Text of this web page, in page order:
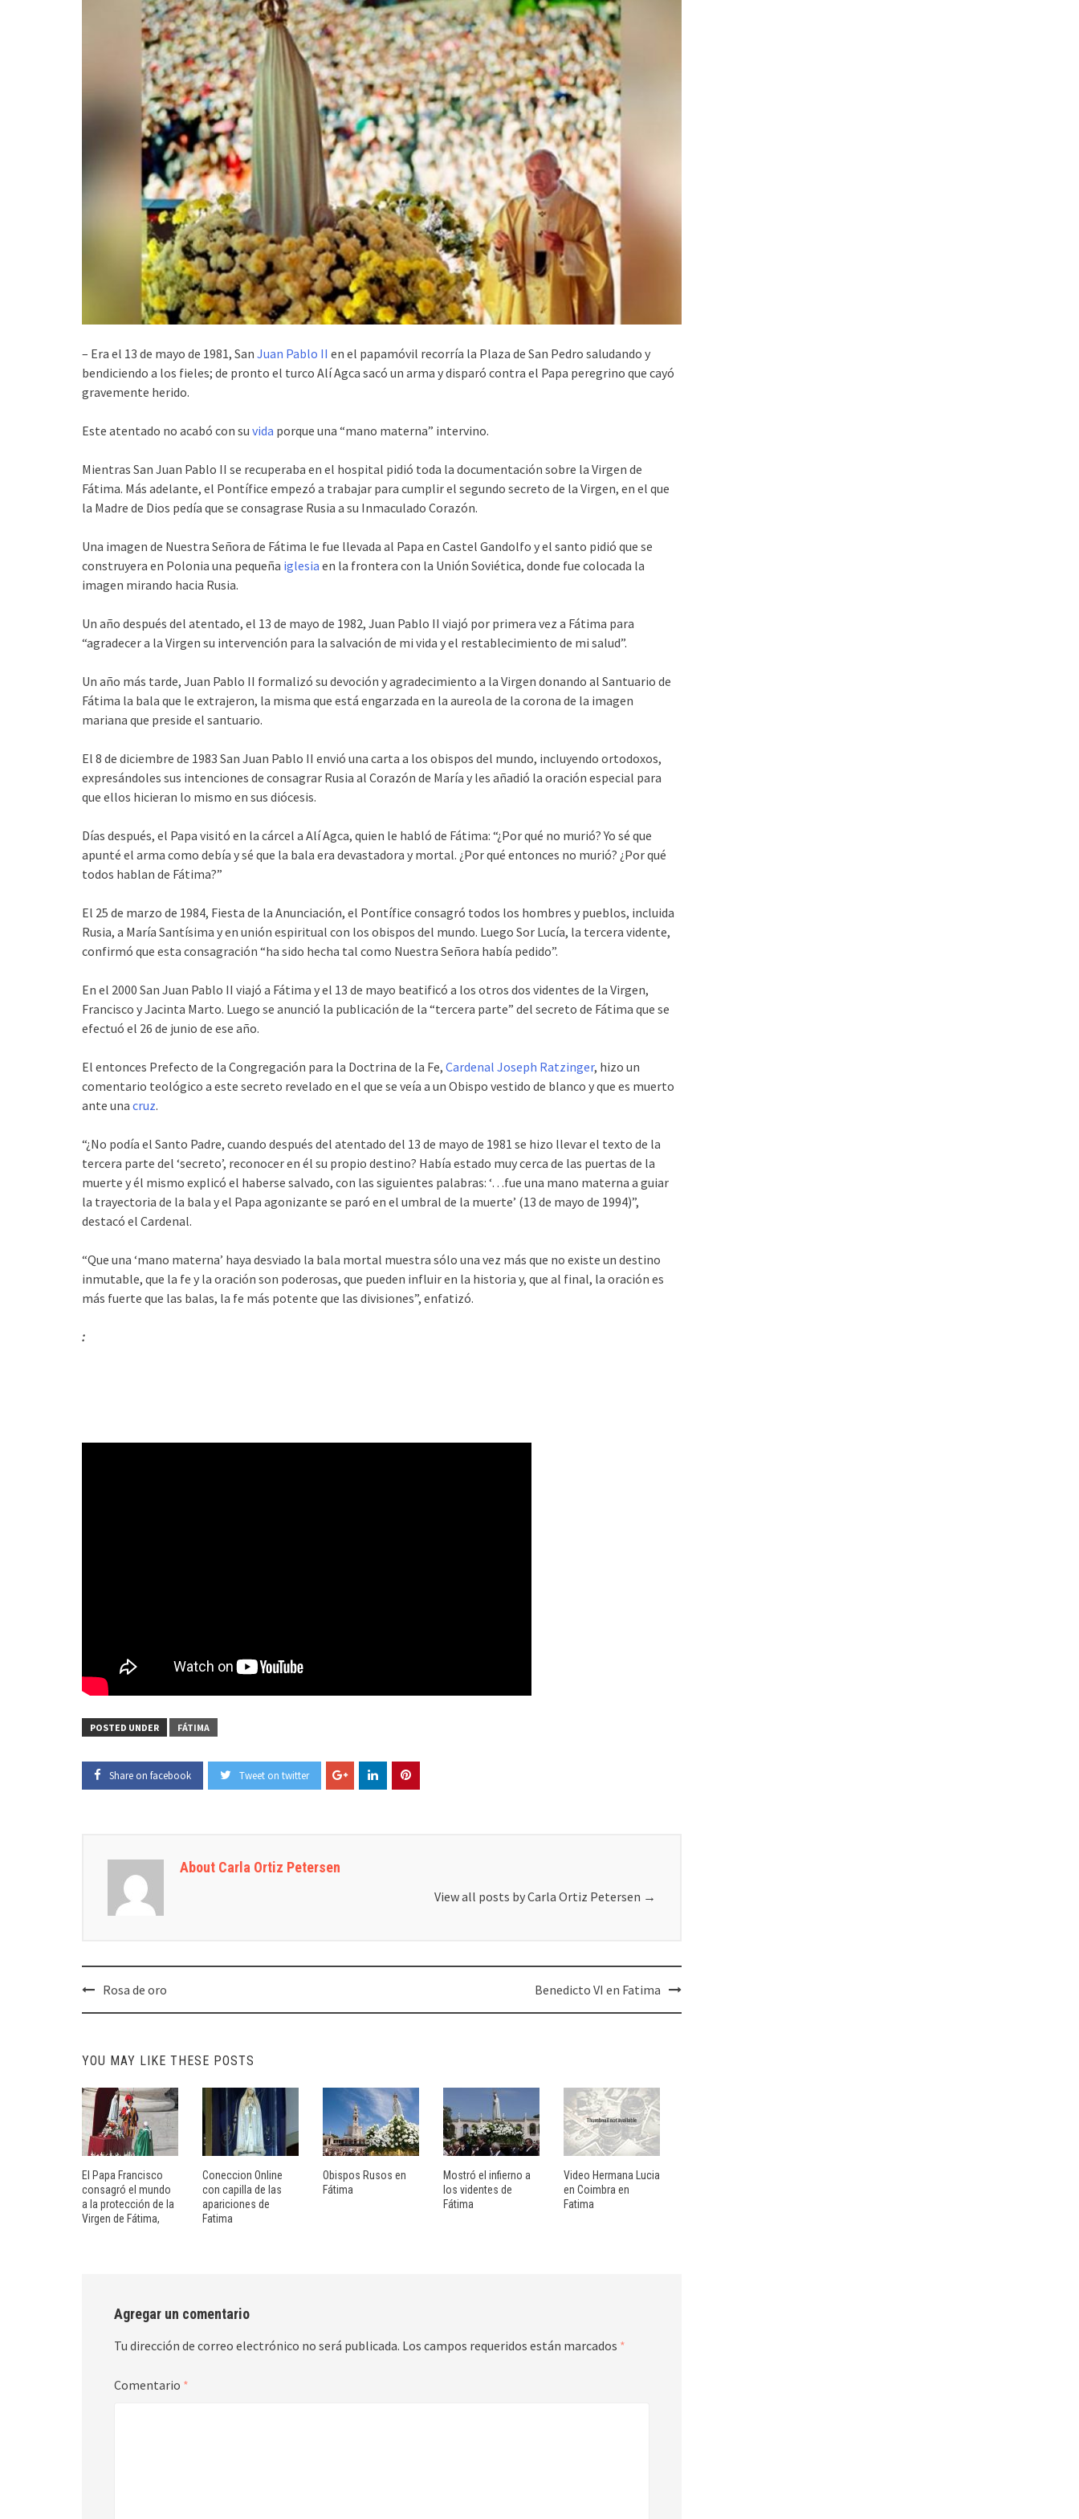
– Era el 13 de mayo de 1981, San Juan Pablo II en el papamóvil recorría la Plaza de San Pedro saludando y
bendiciendo a los fieles; de pronto el turco Alí Agca sacó un arma y disparó contra el Papa peregrino que cayó
gravemente herido.
Este atentado no acabó con su vida porque una “mano materna” intervino.
Mientras San Juan Pablo II se recuperaba en el hospital pidió toda la documentación sobre la Virgen de
Fátima. Más adelante, el Pontífice empezó a trabajar para cumplir el segundo secreto de la Virgen, en el que
la Madre de Dios pedía que se consagrase Rusia a su Inmaculado Corazón.
Una imagen de Nuestra Señora de Fátima le fue llevada al Papa en Castel Gandolfo y el santo pidió que se
construyera en Polonia una pequeña iglesia en la frontera con la Unión Soviética, donde fue colocada la
imagen mirando hacia Rusia.
Un año después del atentado, el 13 de mayo de 1982, Juan Pablo II viajó por primera vez a Fátima para
“agradecer a la Virgen su intervención para la salvación de mi vida y el restablecimiento de mi salud”.
Un año más tarde, Juan Pablo II formalizó su devoción y agradecimiento a la Virgen donando al Santuario de
Fátima la bala que le extrajeron, la misma que está engarzada en la aureola de la corona de la imagen
mariana que preside el santuario.
El 8 de diciembre de 1983 San Juan Pablo II envió una carta a los obispos del mundo, incluyendo ortodoxos,
expresándoles sus intenciones de consagrar Rusia al Corazón de María y les añadió la oración especial para
que ellos hicieran lo mismo en sus diócesis.
Días después, el Papa visitó en la cárcel a Alí Agca, quien le habló de Fátima: “¿Por qué no murió? Yo sé que
apunté el arma como debía y sé que la bala era devastadora y mortal. ¿Por qué entonces no murió? ¿Por qué
todos hablan de Fátima?”
El 25 de marzo de 1984, Fiesta de la Anunciación, el Pontífice consagró todos los hombres y pueblos, incluida
Rusia, a María Santísima y en unión espiritual con los obispos del mundo. Luego Sor Lucía, la tercera vidente,
confirmó que esta consagración “ha sido hecha tal como Nuestra Señora había pedido”.
En el 2000 San Juan Pablo II viajó a Fátima y el 13 de mayo beatificó a los otros dos videntes de la Virgen,
Francisco y Jacinta Marto. Luego se anunció la publicación de la “tercera parte” del secreto de Fátima que se
efectuó el 26 de junio de ese año.
El entonces Prefecto de la Congregación para la Doctrina de la Fe, Cardenal Joseph Ratzinger, hizo un
comentario teológico a este secreto revelado en el que se veía a un Obispo vestido de blanco y que es muerto
ante una cruz.
“¿No podía el Santo Padre, cuando después del atentado del 13 de mayo de 1981 se hizo llevar el texto de la
tercera parte del ‘secreto’, reconocer en él su propio destino? Había estado muy cerca de las puertas de la
muerte y él mismo explicó el haberse salvado, con las siguientes palabras: ‘…fue una mano materna a guiar
la trayectoria de la bala y el Papa agonizante se paró en el umbral de la muerte’ (13 de mayo de 1994)”,
destacó el Cardenal.
“Que una ‘mano materna’ haya desviado la bala mortal muestra sólo una vez más que no existe un destino
inmutable, que la fe y la oración son poderosas, que pueden influir en la historia y, que al final, la oración es
más fuerte que las balas, la fe más potente que las divisiones”, enfatizó.
:
POSTED UNDER FÁTIMA
Share on facebook Tweet on twitter
About Carla Ortiz Petersen
View all posts by Carla Ortiz Petersen →
Post
navigation
Rosa de oro Benedicto VI en Fatima
YOU MAY LIKE THESE POSTS
El Papa Francisco
consagró el mundo
a la protección de la
Virgen de Fátima,
Coneccion Online
con capilla de las
apariciones de
Fatima
Obispos Rusos en
Fátima
Mostró el infierno a
los videntes de
Fátima
Video Hermana Lucia
en Coimbra en
Fatima
Agregar un comentario
Tu dirección de correo electrónico no será publicada. Los campos requeridos están marcados *
Comentario *